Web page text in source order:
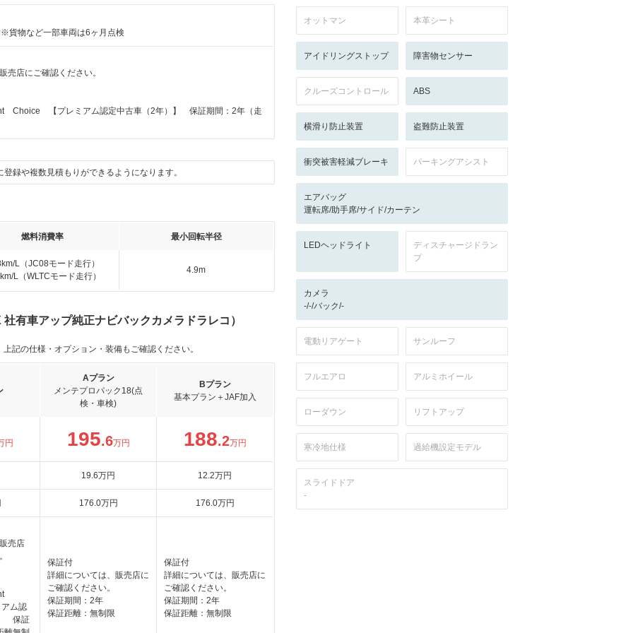
貨物など一部車両は6ヶ月点検
売店にご確認ください。
Choice 【プレミアム認定中古車（2年）】 保証期間：2年（走
録や複数見積もりができるようになります。
燃料消費率 最小回転半径
L（JC08モード走行）
L（WLTCモード走行）
4.9m
有車アップ純正ナビバックカメラドラレコ）
記の仕様・オプション・装備もご確認ください。
Aプラン
メンテプロパック18(点
検・車検)
Bプラン
基本プラン＋JAF加入
円 195.6万円 188.2万円
19.6万円 12.2万円
176.0万円 176.0万円
売店
ム認
保証
保証付
詳細については、販売店に
ご確認ください。
保証期間：2年
保証距離：無制限
保証付
詳細については、販売店に
ご確認ください。
保証期間：2年
保証距離：無制限
オットマン 本革シート
アイドリングストップ 障害物センサー
クルーズコントロール ABS
横滑り防止装置 盗難防止装置
衝突被害軽減ブレーキ パーキングアシスト
エアバッグ
運転席/助手席/サイド/カーテン
LEDヘッドライト
ディスチャージドラン
プ
カメラ
-/-/バック/-
電動リアゲート サンルーフ
フルエアロ アルミホイール
ローダウン リフトアップ
寒冷地仕様 過給機設定モデル
スライドドア
-